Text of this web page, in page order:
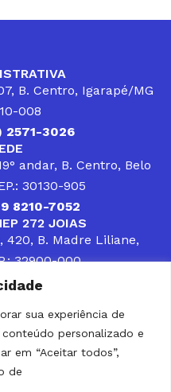
sua experiência de
personalizado e
em “Aceitar todos”,
de
B. Centro, Igarapé/MG
008
2571-3026
andar, B. Centro, Belo
30130-905
8210-7052
272 JOIAS
420, B. Madre Liliane,
32900-000
ou (31) 9 8309-8660
AÇÕES E SERVIÇOS
A ASSISTÊNCIA À
QUE ATUA, SENDO
CONSORCIADOS NA
ENFRENTADAS POR
COMPROMISSO DO